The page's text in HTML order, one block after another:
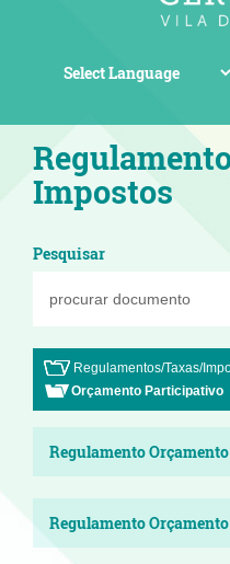
Impostos
Pesquisar
Regulamentos/Taxas/
Orçamento Participativo
Regulamento
Regulamento